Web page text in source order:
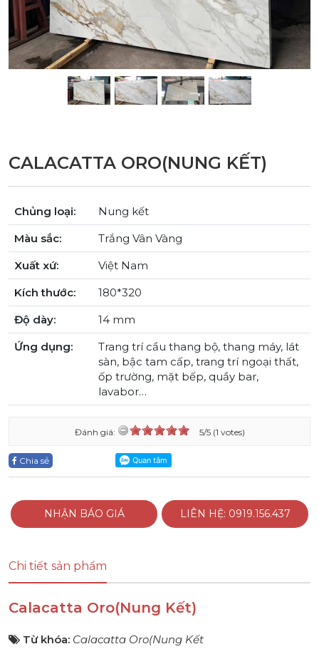
CALACATTA ORO(NUNG KẾT)
Chủng loại:
Nung kết
Màu sắc:
Trắng Vân Vàng
Xuất xứ:
Việt Nam
Kích thước:
180*320
Độ dày:
14 mm
Ứng dụng:
Trang trí cầu thang bộ, thang máy, lát
sàn, bậc tam cấp, trang trí ngoại thất,
ốp trường, mặt bếp, quầy bar,
lavabor…
Đánh giá: 5/5 (1 votes)
Chia sẻ
NHẬN BÁO GIÁ LIÊN HỆ: 0919.156.437
Chi tiết sản phẩm
Calacatta Oro(Nung Kết)
Từ khóa: Calacatta Oro(Nung Kết